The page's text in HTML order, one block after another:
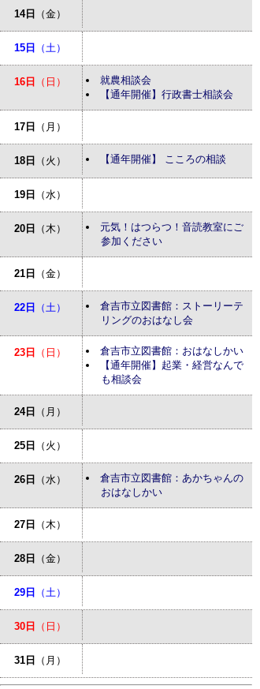
14日 （金）
15日 （土）
16日 （日）
就農相談会
【通年開催】行政書士相談会
17日 （月）
18日 （火） 【通年開催】 こころの相談
19日 （水）
20日 （木）
元気！はつらつ！音読教室にご
参加ください
21日 （金）
22日 （土）
倉吉市立図書館：ストーリーテ
リングのおはなし会
23日 （日）
倉吉市立図書館：おはなしかい
【通年開催】起業・経営なんで
も相談会
24日 （月）
25日 （火）
26日 （水）
倉吉市立図書館：あかちゃんの
おはなしかい
27日 （木）
28日 （金）
29日 （土）
30日 （日）
31日 （月）